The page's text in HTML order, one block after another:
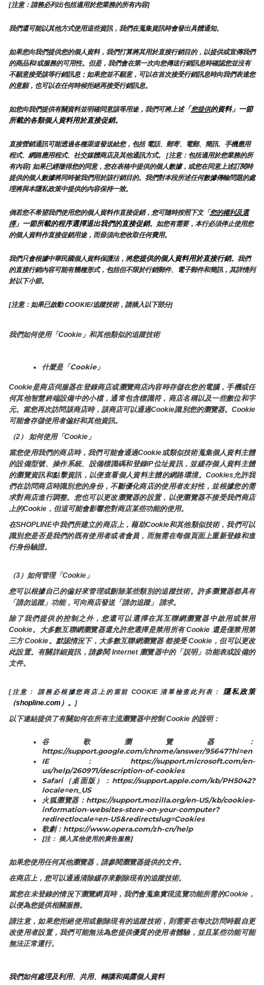
[注意：請務必列出包括適用於您業務的所有內容]
我們還可能以其他方式使用這些資訊，我們在蒐集資訊時會發出具體通知。
如果您向我們提供您的個人資料，我們打算將其用於直接行銷目的，以提供或宣傳我們
的商品和/或服務的可用性。但是，我們會在第一次向您傳送行銷訊息時確認您並沒有
不願意接受該等行銷訊息；如果您並不願意，可以在首次接受行銷訊息時向我們表達您
的意願，也可以在任何時候拒絕再接受行銷訊息。
如您向我們提供有關資料並明確同意該等用途，我們可將上述「您提供的資料」一節
所載的各類個人資料用於直接促銷。
直接營銷通訊可能透過各種渠道發送給您，包括 電話、郵寄、電郵、簡訊、手機應用
程式、網路應用程式、社交媒體商店及其他通訊方式。 [注意：包括適用於您業務的所
有內容] 如果已經徵得您的同意，您在表格中提供的個人數據，或您在同意上述訂閱時
提供的個人數據將同時被我們用於該行銷目的。我們對本段所述任何數據傳輸問題的處
理將與本隱私政策中提供的內容保持一致。
倘若您不希望我們使用您的個人資料作直接促銷，您可隨時按照下文「您的權利及選
擇」一節所載的程序選擇退出我們的直接促銷。如您有需要，本行必須停止使用您
的個人資料作直接促銷用途，而毋須向您收取任何費用。
我們只會根據中華民國個人資料保護法，將您提供的個人資料用於直接行銷。我們
的直接行銷內容可能有幾種形式，包括但不限於行銷郵件、電子郵件和簡訊，其詳情列
於以下小節。
[注意：如果已啟動 COOKIE/追蹤技術，請插入以下部分]
我們如何使用「Cookie」和其他類似的追蹤技術
什麼是「Cookie」
Cookie是商店伺服器在登錄商店或瀏覽商店內容時存儲在您的電腦，手機或任
何其他智慧終端設備中的小檔，通常包含標識符，商店名稱以及一些數位和字
元。當您再次訪問該商店時，該商店可以通過Cookie識別您的瀏覽器。Cookie
可能會存儲使用者偏好和其他資訊。
（2） 如何使用「Cookie」
當您使用我們的商店時，我們可能會通過Cookie或類似技術蒐集個人資料主體
的設備型號、操作系統、設備標識碼和登錄IP位址資訊，並緩存個人資料主體
的瀏覽資訊和點擊資訊，以便查看個人資料主體的網路環境。Cookies允許我
們在訪問商店時識別您的身份，不斷優化商店的使用者友好性，並根據您的需
求對商店進行調整。您也可以更改瀏覽器的設置，以便瀏覽器不接受我們商店
上的Cookie，但這可能會影響您對商店某些功能的使用。
在SHOPLINE中我們所建立的商店上，藉助Cookie和其他類似技術，我們可以
識別您是否是我們的既有使用者或者會員，而無需在每個頁面上重新登錄和進
行身份驗證。
（3）如何管理「Cookie」
您可以根據自己的偏好來管理或刪除某些類別的追蹤技術。許多瀏覽器都具有
「請勿追蹤」功能，可向商店發送「請勿追蹤」 請求。
除了我們提供的控制之外，您還可以選擇在其互聯網瀏覽器中啟用或禁用
Cookie。大多數互聯網瀏覽器還允許您選擇是禁用所有 Cookie 還是僅禁用第
三方 Cookie。默認情況下，大多數互聯網瀏覽器 都接受 Cookie，但可以更改
此設置。有關詳細資訊，請參閱 Internet 瀏覽器中的「説明」功能表或設備的
文件。
[注意： 請務必根據您商店上的當前 COOKIE 清單檢查此列表： 隱私政策
（shopline.com）。
]
以下連結提供了有關如何在所有主流瀏覽器中控制 Cookie 的說明：
谷歌瀏覽器：
https://support.google.com/chrome/answer/95647?hl=en
IE：https://support.microsoft.com/en-
us/help/260971/description-of-cookies
Safari（桌面版）：https://support.apple.com/kb/PH5042?
locale=en_US
火狐瀏覽器：https://support.mozilla.org/en-US/kb/cookies-
information-websites-store-on-your-computer?
redirectlocale=en-US&redirectslug=Cookies
歌劇：https://www.opera.com/zh-cn/help
[注： 插入其他使用的廣告服務]
如果您使用任何其他瀏覽器，請參閱瀏覽器提供的文件。
在商店上，您可以通過清除緩存來刪除現有的追蹤技術。
當您在未登錄的情況下瀏覽網頁時，我們會蒐集實現流覽功能所需的Cookie，
以便為您提供相關服務。
請注意，如果您拒絕使用或刪除現有的追蹤技術，則需要在每次訪問時親自更
改使用者設置，我們可能無法為您提供優質的使用者體驗，並且某些功能可能
無法正常運行。
我們如何處理及利用、共用、轉讓和揭露個人資料